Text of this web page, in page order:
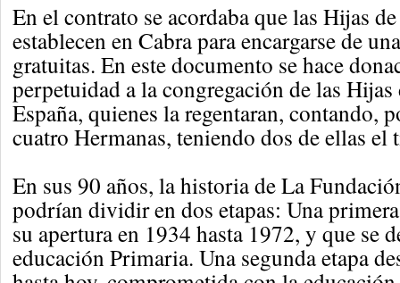
En el contrato se acordaba que las Hijas
establecen en Cabra para encargarse de
gratuitas. En este documento se hace
perpetuidad a la congregación de las
España, quienes la regentaran, contando,
cuatro Hermanas, teniendo dos de ellas el
En sus 90 años, la historia de La
podrían dividir en dos etapas: Una
su apertura en 1934 hasta 1972, y que se
educación Primaria. Una segunda etapa